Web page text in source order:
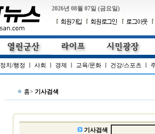
2026년 08월 07일 (금요일)
정치/행정 사회 경제 교육/문화 건강/스포츠
홈> 기사검색
기사검색